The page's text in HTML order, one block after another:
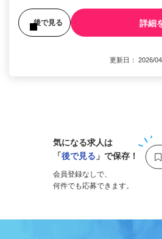
後で見る 詳細
更新日： 2026/
気になる求人は
「後で見る 」で保存！
会員登録なしで、
何件でも応募できます。